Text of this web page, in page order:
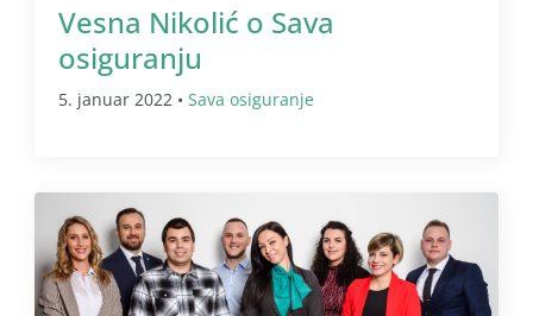
Vesna Nikolić o Sava
osiguranju
5. januar 2022 • Sava osiguranje